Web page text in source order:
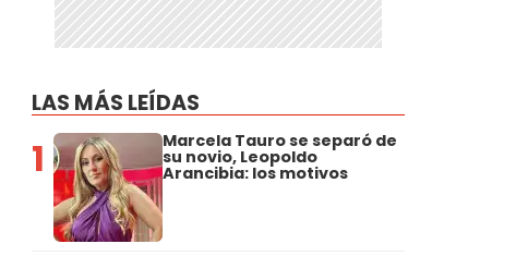
LAS MÁS LEÍDAS
1 Marcela Tauro se separó de
su novio, Leopoldo
Arancibia: los motivos